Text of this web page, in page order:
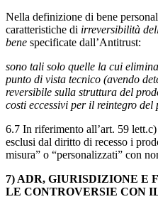
Nella definizione di bene
caratteristiche di irreversibilità
bene specificate dall’Antitrust:
sono tali solo quelle la cui
punto di vista tecnico (avendo
reversibile sulla struttura del
costi eccessivi per il reintegro
6.7 In riferimento all’art. 59
esclusi dal diritto di recesso i
misura” o “personalizzati” con
7) ADR, GIURISDIZIONE E
LE CONTROVERSIE CON